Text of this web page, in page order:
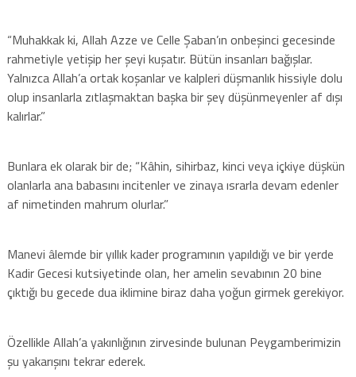
“Muhakkak ki, Allah Azze ve Celle Şaban’ın onbeşinci gecesinde
rahmetiyle yetişip her şeyi kuşatır. Bütün insanları bağışlar.
Yalnızca Allah’a ortak koşanlar ve kalpleri düşmanlık hissiyle dolu
olup insanlarla zıtlaşmaktan başka bir şey düşünmeyenler af dışı
kalırlar.”
Bunlara ek olarak bir de; “Kâhin, sihirbaz, kinci veya içkiye düşkün
olanlarla ana babasını incitenler ve zinaya ısrarla devam edenler
af nimetinden mahrum olurlar.”
Manevi âlemde bir yıllık kader programının yapıldığı ve bir yerde
Kadir Gecesi kutsiyetinde olan, her amelin sevabının 20 bine
çıktığı bu gecede dua iklimine biraz daha yoğun girmek gerekiyor.
Özellikle Allah’a yakınlığının zirvesinde bulunan Peygamberimizin
şu yakarışını tekrar ederek.